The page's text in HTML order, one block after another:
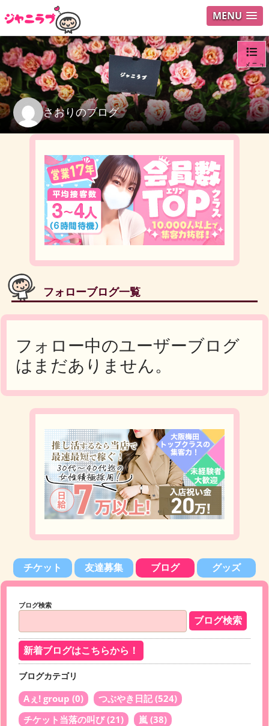
MENU
さおりのブログ
メニュ
ログイ
フォローブログ一覧
フォロー中のユーザーブログ
はまだありません。
チケット 友達募集 ブログ グッズ
ブログ検索
新着ブログはこちらから！
ブログカテゴリ
Aぇ! group (0) つぶやき日記(524)
チケット当落の叫び(21) 嵐 (38)